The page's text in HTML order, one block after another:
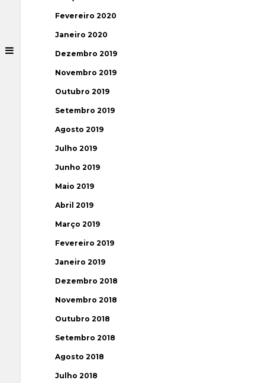
Fevereiro 2020
Janeiro 2020
Dezembro 2019
Novembro 2019
Outubro 2019
Setembro 2019
Agosto 2019
Julho 2019
Junho 2019
Maio 2019
Abril 2019
Março 2019
Fevereiro 2019
Janeiro 2019
Dezembro 2018
Novembro 2018
Outubro 2018
Setembro 2018
Agosto 2018
Julho 2018